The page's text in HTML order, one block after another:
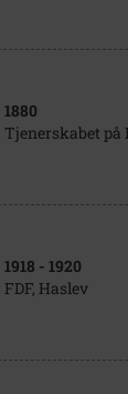
1880
Tjenerskabet på
1918 - 1920
FDF, Haslev